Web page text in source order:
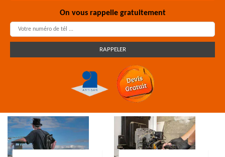
On vous rappelle gratuitement